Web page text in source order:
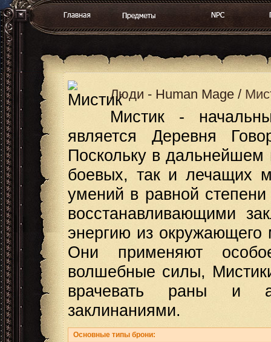
Люди - Human Mage /
Мистик -
является Деревня
Поскольку в дальнейшем
боевых, так и лечащих
умений в равной
восстанавливающими
энергию из
Они применяют
волшебные силы,
врачевать раны и
заклинаниями.
Основные типы брони: